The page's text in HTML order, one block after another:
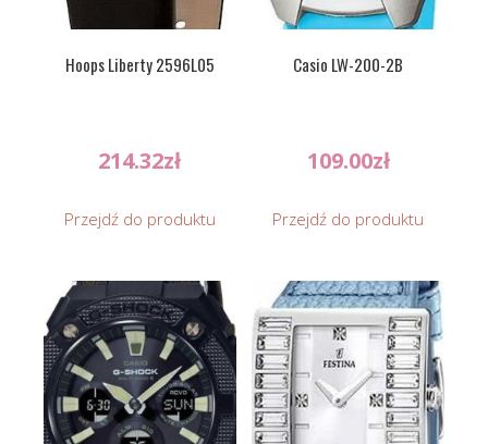
Hoops Liberty 2596L05
214.32zł
Przejdź do produktu
Casio LW-200-2B
109.00zł
Przejdź do produktu